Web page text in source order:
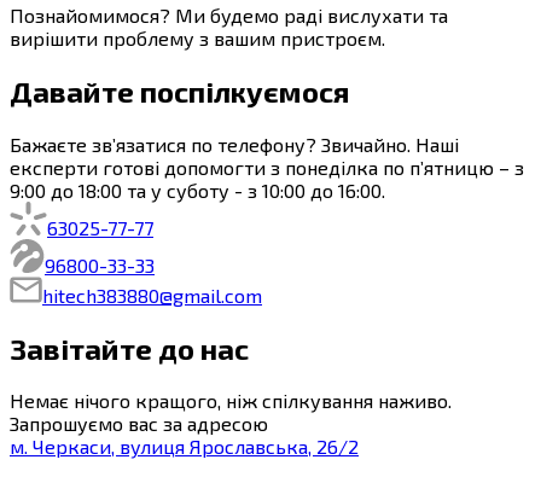
Познайомимося? Ми будемо раді вислухати та
вирішити проблему з вашим пристроєм.
Давайте поспілкуємося
Бажаєте зв’язатися по телефону? Звичайно. Наші
експерти готові допомогти з понеділка по п’ятницю – з
9:00 до 18:00 та у суботу - з 10:00 до 16:00
63025-77-77
96800-33-33
hitech383880@gmail.com
Завітайте до нас
Немає нічого кращого, ніж спілкування наживо.
Запрошуємо вас за адресою
м. Черкаси, вулиця Ярославська, 26/2